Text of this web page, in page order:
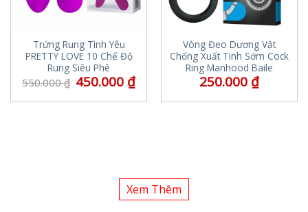
Trứng Rung Tình Yêu
PRETTY LOVE 10 Chế Độ
Rung Siêu Phê
550.000₫ 450.000 ₫
Vòng Đeo Dương Vật
Chống Xuất Tinh Sớm Cock
Ring Manhood Baile
250.000 ₫
Xem Thêm